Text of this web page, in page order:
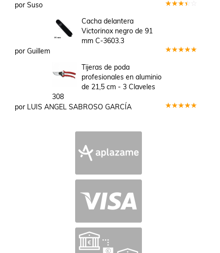
por Suso
Cacha delantera
Victorinox negro de 91
mm C-3603.3
por Guillem
Tijeras de poda
profesionales en aluminio
de 21,5 cm - 3 Claveles
308
por LUIS ANGEL SABROSO GARCÍA